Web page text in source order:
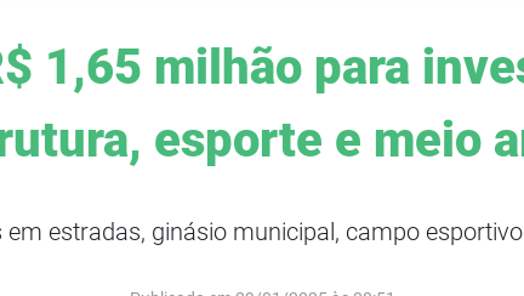
1,65 milhão para
esporte e meio
estradas, ginásio municipal, campo